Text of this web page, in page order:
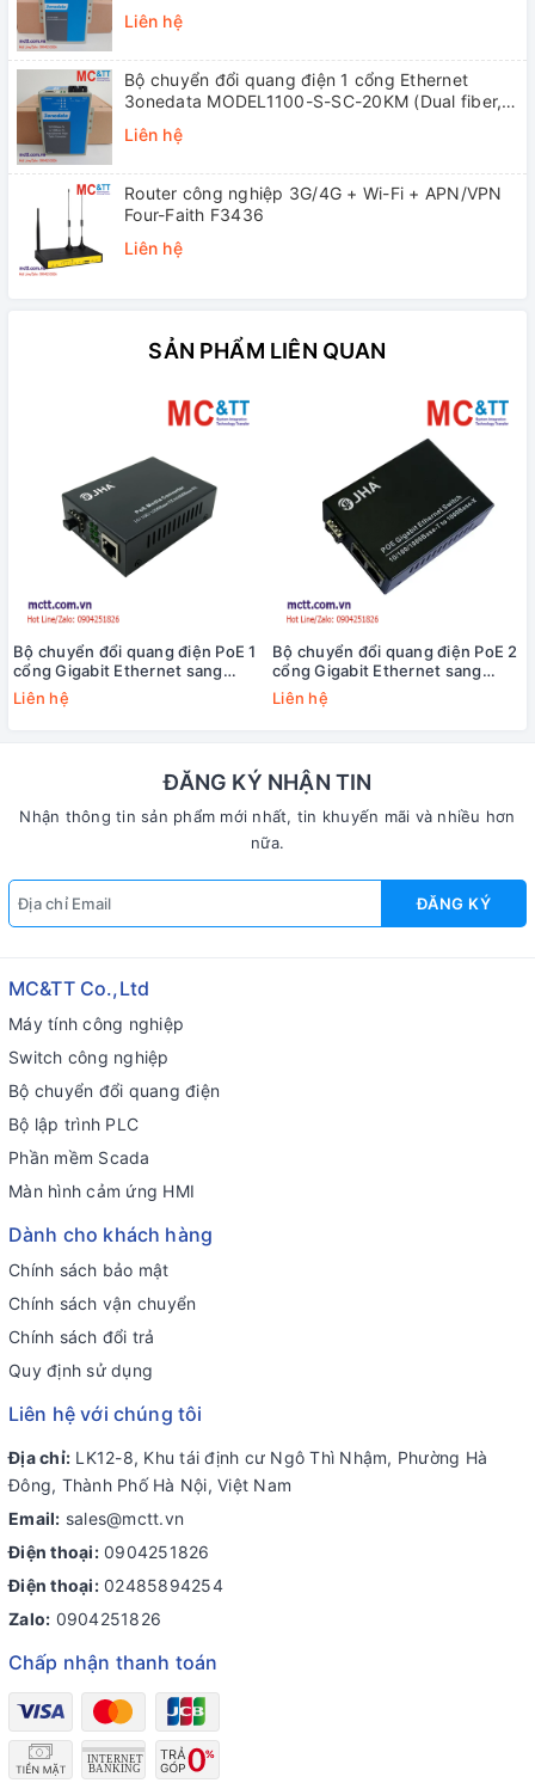
Liên hệ
Bộ chuyển đổi quang điện 1 cổng Ethernet
3onedata MODEL1100-S-SC-20KM (Dual fiber,
Liên hệ
Router công nghiệp 3G/4G + Wi-Fi + APN/VPN
Four-Faith F3436
Liên hệ
SẢN PHẨM LIÊN QUAN
Bộ chuyển đổi quang điện PoE 1
cổng Gigabit Ethernet sang
quang JHA Tech JHA-GS11P
Liên hệ
Bộ chuyển đổi quang điện PoE 2
cổng Gigabit Ethernet sang
quang JHA Tech JHA-GS12P
Liên hệ
ĐĂNG KÝ NHẬN TIN
Nhận thông tin sản phẩm mới nhất, tin khuyến mãi và nhiều hơn
nữa.
ĐĂNG KÝ
MC&TT Co.,Ltd
Máy tính công nghiệp
Switch công nghiệp
Bộ chuyển đổi quang điện
Bộ lập trình PLC
Phần mềm Scada
Màn hình cảm ứng HMI
Dành cho khách hàng
Chính sách bảo mật
Chính sách vận chuyển
Chính sách đổi trả
Quy định sử dụng
Liên hệ với chúng tôi
Địa chỉ: LK12-8, Khu tái định cư Ngô Thì Nhậm, Phường Hà
Đông, Thành Phố Hà Nội, Việt Nam
Email: sales@mctt.vn
Điện thoại: 0904251826
Điện thoại: 02485894254
Zalo: 0904251826
Chấp nhận thanh toán